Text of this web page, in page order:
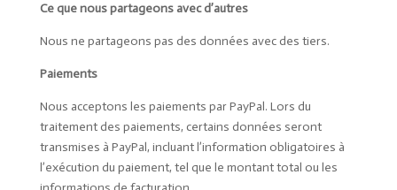
Ce que nous partageons avec d’autres
Nous ne partageons pas des données avec des tiers.
Paiements
Nous acceptons les paiements par PayPal. Lors du
traitement des paiements, certains données seront
transmises à PayPal, incluant l’information obligatoires à
l’exécution du paiement, tel que le montant total ou les